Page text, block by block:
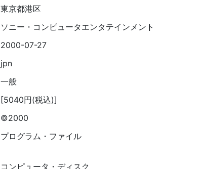
東京都港区
ソニー・コンピュータエンタテインメント
2000-07-27
jpn
一般
[5040円(税込)]
©2000
プログラム・ファイル
コンピュータ・ディスク